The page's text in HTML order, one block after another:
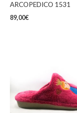
ARCOPEDICO 1531
89,00€